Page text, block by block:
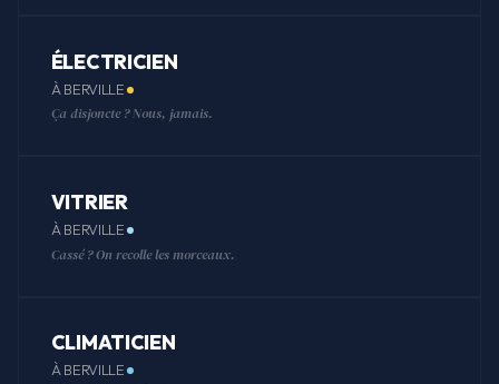
ÉLECTRICIEN
À BERVILLE
Ça disjoncte ? Nous, jamais.
VITRIER
À BERVILLE
Cassé ? On recolle les morceaux.
CLIMATICIEN
À BERVILLE